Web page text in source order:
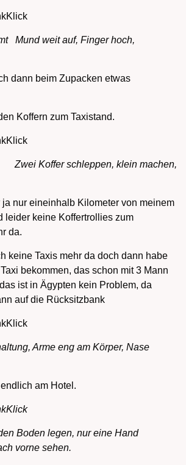
Mund weit auf, Finger hoch,
dann beim Zupacken etwas
Koffern zum Taxistand.
Koffer schleppen, klein machen,
ja nur eineinhalb Kilometer von meinem
leider keine Koffertrollies zum
da.
keine Taxis mehr da doch dann habe
bekommen, das schon mit 3 Mann
ist in Ägypten kein Problem, da
auf die Rücksitzbank
Arme eng am Körper, Nase
am Hotel.
legen, nur eine Hand
vorne sehen.